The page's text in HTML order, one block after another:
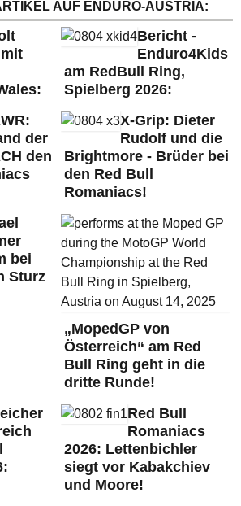
AUF ENDURO-AUSTRIA:
Bericht -
Enduro4Kids
am RedBull Ring,
Spielberg 2026:
der
den
X-Grip: Dieter
Rudolf und die
Brightmore - Brüder bei
den Red Bull
Romaniacs!
bei
Sturz
„MopedGP von
Österreich“ am Red
Bull Ring geht in die
dritte Runde!
Red Bull
Romaniacs
2026: Lettenbichler
siegt vor Kabakchiev
und Moore!